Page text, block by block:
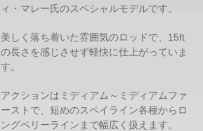
ィ・マレー氏のスペシャルモデルです。
美しく落ち着いた雰囲気のロッドで、15ft
の長さを感じさせず軽快に仕上がっていま
す。
アクションはミディアム～ミディアムファ
ーストで、短めのスペイライン各種からロ
ングベリーラインまで幅広く扱えます。